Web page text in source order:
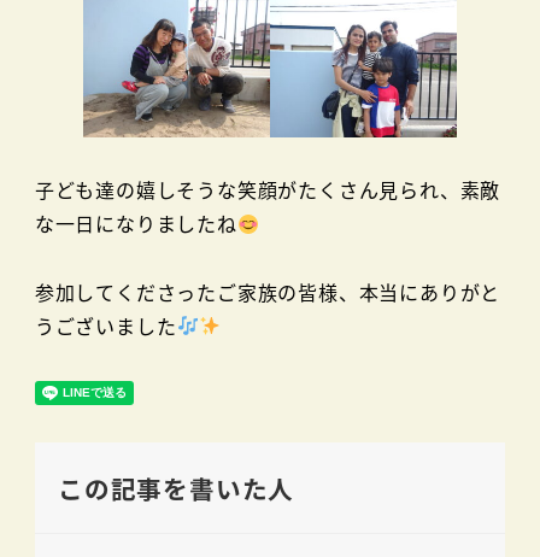
子ども達の嬉しそうな笑顔がたくさん見られ、素敵
な一日になりましたね
参加してくださったご家族の皆様、本当にありがと
うございました
この記事を書いた人